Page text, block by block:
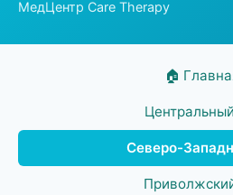
МедЦентр Care Therapy
🏠
Северо-